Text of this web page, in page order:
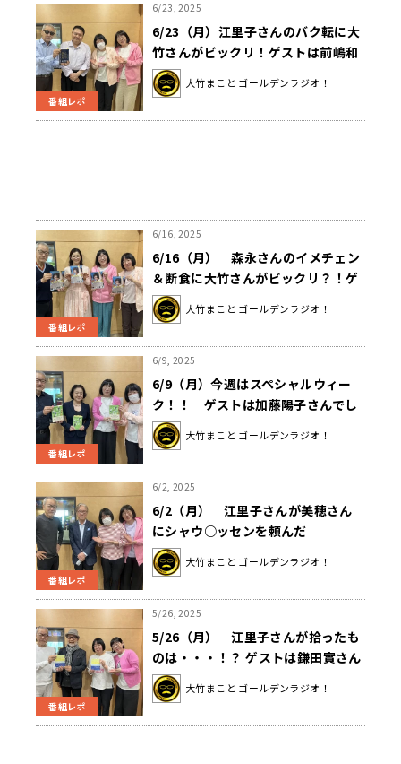
番組レポ
6/23, 2025
6/23（月）江里子さんのバク転に大
竹さんがビックリ！ゲストは前嶋和
弘さんでした。
大竹まこと ゴールデンラジオ！
番組レポ
6/16, 2025
6/16（月） 森永さんのイメチェン
＆断食に大竹さんがビックリ？！ゲ
ストは女優・石田ひかりさんでし
た。
大竹まこと ゴールデンラジオ！
番組レポ
6/9, 2025
6/9（月）今週はスペシャルウィー
ク！！ ゲストは加藤陽子さんでし
た。
大竹まこと ゴールデンラジオ！
番組レポ
6/2, 2025
6/2（月） 江里子さんが美穂さん
にシャウ○ッセンを頼んだ
ら、、、！？ ゲストは辺真一さんで
した。
大竹まこと ゴールデンラジオ！
番組レポ
5/26, 2025
5/26（月） 江里子さんが拾ったも
のは・・・！？ ゲストは鎌田實さん
でした。
大竹まこと ゴールデンラジオ！